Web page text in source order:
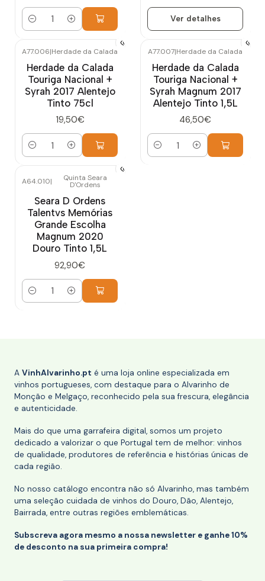
Quantidade
Ver detalhes
A77.006|Herdade da Calada
Herdade da Calada
Touriga Nacional +
Syrah 2017 Alentejo
Tinto 75cl
19,50€
Quantidade
A77.007|Herdade da Calada
Herdade da Calada
Touriga Nacional +
Syrah Magnum 2017
Alentejo Tinto 1,5L
46,50€
Quantidade
A64.010| Quinta Seara
D'Ordens
Seara D Ordens
Talentvs Memórias
Grande Escolha
Magnum 2020
Douro Tinto 1,5L
92,90€
Quantidade
A VinhAlvarinho.pt é uma loja online especializada em
vinhos portugueses, com destaque para o Alvarinho de
Monção e Melgaço, reconhecido pela sua frescura, elegância
e autenticidade.
Mais do que uma garrafeira digital, somos um projeto
dedicado a valorizar o que Portugal tem de melhor: vinhos
de qualidade, produtores de referência e histórias únicas de
cada região.
No nosso catálogo encontra não só Alvarinho, mas também
uma seleção cuidada de vinhos do Douro, Dão, Alentejo,
Bairrada, entre outras regiões emblemáticas.
Subscreva agora mesmo a nossa newsletter e ganhe 10%
de desconto na sua primeira compra!